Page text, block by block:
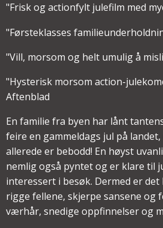
"Frisk og actionfylt julefilm med
"Førsteklasses
"Vill, morsom og helt umulig å
"Hysterisk morsom action-
Aftenblad
En familie fra byen har lånt
feire en gammeldags jul på
allerede er bebodd! En høyst
nemlig også pyntet og er klare til
interessert i besøk. Dermed er
rigge fellene, skjerpe sansene og
værhår, snedige oppfinnelser og